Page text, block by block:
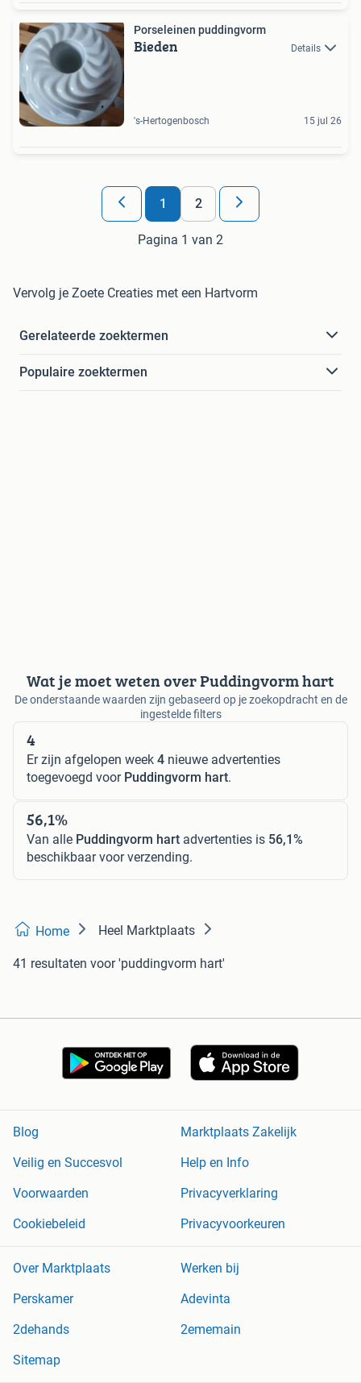
Porseleinen puddingvorm
Bieden Details
's-Hertogenbosch 15 jul 26
1 2
Pagina 1 van 2
Vervolg je Zoete Creaties met een Hartvorm
Gerelateerde zoektermen
Populaire zoektermen
Wat je moet weten over Puddingvorm hart
De onderstaande waarden zijn gebaseerd op je zoekopdracht en de
ingestelde filters
4
Er zijn afgelopen week 4 nieuwe advertenties
toegevoegd voor Puddingvorm hart.
56,1%
Van alle Puddingvorm hart advertenties is 56,1%
beschikbaar voor verzending.
Home Heel Marktplaats
41 resultaten voor 'puddingvorm hart'
Blog
Marktplaats Zakelijk
Veilig en Succesvol
Help en Info
Voorwaarden
Privacyverklaring
Cookiebeleid
Privacyvoorkeuren
Over Marktplaats
Werken bij
Perskamer
Adevinta
2dehands
2ememain
Sitemap